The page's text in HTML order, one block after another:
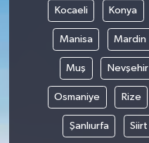
Kocaeli Konya
Manisa Mardin
Muş Nevşehir
Osmaniye Rize
Şanlıurfa Siirt